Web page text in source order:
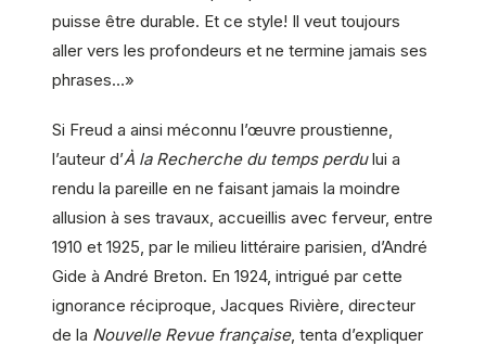
puisse être durable. Et ce style! Il veut toujours
aller vers les profondeurs et ne termine jamais ses
phrases…»
Si Freud a ainsi méconnu l’œuvre proustienne,
l’auteur d’À la Recherche du temps perdului a
rendu la pareille en ne faisant jamais la moindre
allusion à ses travaux, accueillis avec ferveur, entre
1910 et 1925, par le milieu littéraire parisien, d’André
Gide à André Breton. En 1924, intrigué par cette
ignorance réciproque, Jacques Rivière, directeur
de la Nouvelle Revue française, tenta d’expliquer